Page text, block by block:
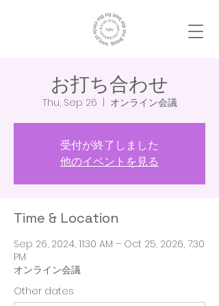
お打ち合わせ
Thu, Sep 26 オンライン会議
受付が終了しました
他のイベントを見る
Time & Location
Sep 26, 2024, 11:30 AM – Oct 25, 2026, 7:30
PM
オンライン会議
Other dates